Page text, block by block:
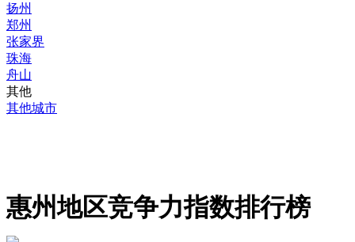
扬州
郑州
张家界
珠海
舟山
其他
其他城市
惠州地区竞争力指数排行榜